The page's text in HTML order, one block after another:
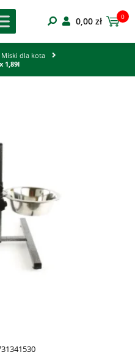
0,00 zł 0
Miski dla kota
1,89l